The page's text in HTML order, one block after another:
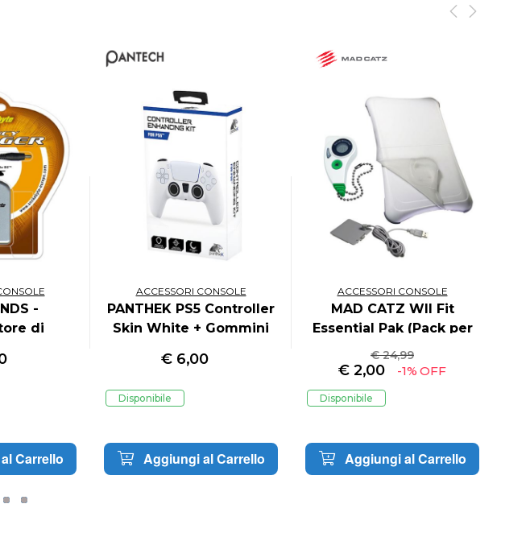
-
di
Carrello
ACCESSORI CONSOLE
PANTHEK PS5 Controller
Skin White + Gommini
€ 6,00
Disponibile
Aggiungi al Carrello
ACCESSORI CONSOLE
MAD CATZ WII Fit
Essential Pak (Pack per
WII Fit)
€ 24,99
€ 2,00 -1% OFF
Disponibile
Aggiungi al Carrello